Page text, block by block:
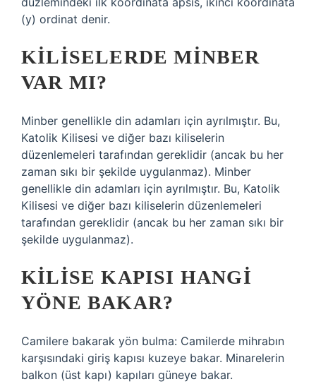
(y) ordinat denir.
KILISELERDE MINBER
VAR MI?
Minber genellikle din adamları için ayrılmıştır. Bu,
Katolik Kilisesi ve diğer bazı kiliselerin
düzenlemeleri tarafından gereklidir (ancak bu her
zaman sıkı bir şekilde uygulanmaz). Minber
genellikle din adamları için ayrılmıştır. Bu, Katolik
Kilisesi ve diğer bazı kiliselerin düzenlemeleri
tarafından gereklidir (ancak bu her zaman sıkı bir
şekilde uygulanmaz).
KILISE KAPISI HANGI
YÖNE BAKAR?
Camilere bakarak yön bulma: Camilerde mihrabın
karşısındaki giriş kapısı kuzeye bakar. Minarelerin
balkon (üst kapı) kapıları güneye bakar.